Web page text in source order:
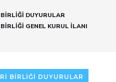
DUYURULAR
GENEL KURUL İLANI
BIRLIĞI DUYURULAR